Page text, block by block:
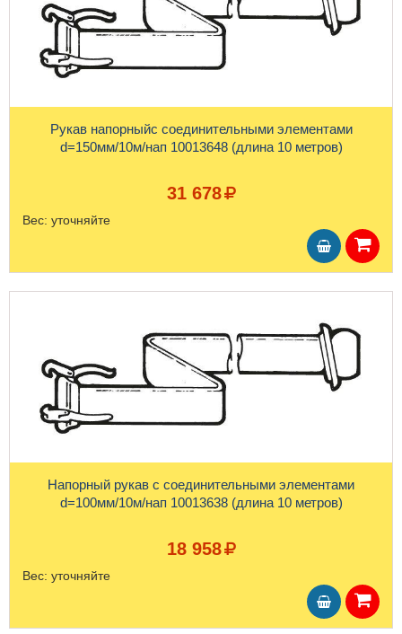
Рукав напорныйс соединительными элементами
d=150мм/10м/нап 10013648 (длина 10 метров)
31 678
Вес: уточняйте
Напорный рукав с соединительными элементами
d=100мм/10м/нап 10013638 (длина 10 метров)
18 958
Вес: уточняйте